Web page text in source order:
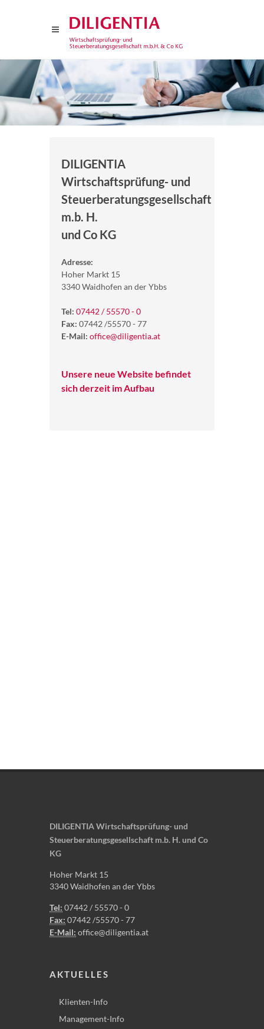
DILIGENTIA
Wirtschaftsprüfung- und
Steuerberatungsgesellschaft
m.b. H.
und Co KG
Adresse:
Hoher Markt 15
3340 Waidhofen an der Ybbs
Tel: 07442 / 55570 - 0
Fax: 07442 /55570 - 77
E-Mail: office@diligentia.at
Unsere neue Website befindet
sich derzeit im Aufbau
DILIGENTIA Wirtschaftsprüfung- und
Steuerberatungsgesellschaft m.b. H. und Co
KG
Hoher Markt 15
3340 Waidhofen an der Ybbs
Tel: 07442 / 55570 - 0
Fax: 07442 /55570 - 77
E-Mail: office@diligentia.at
AKTUELLES
Klienten-Info
Management-Info